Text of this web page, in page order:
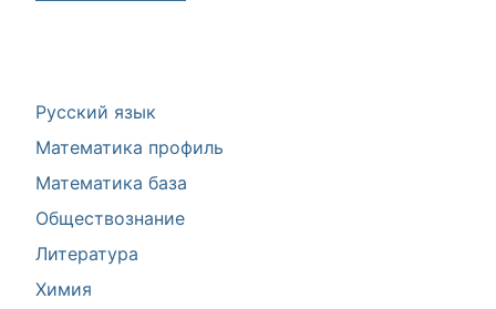
Русский язык
Математика профиль
Математика база
Обществознание
Литература
Химия